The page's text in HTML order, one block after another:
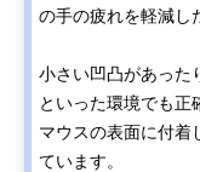
の手の疲れを軽減し
小さい凹凸があった
といった環境でも正
マウスの表面に付着
ています。